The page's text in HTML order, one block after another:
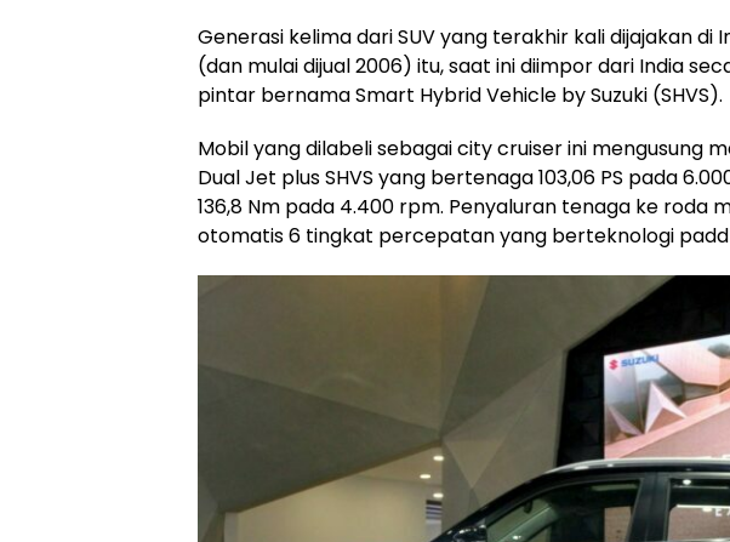
Generasi kelima dari SUV yang terakhir kali dijajakan di
(dan mulai dijual 2006) itu, saat ini diimpor dari India
pintar bernama Smart Hybrid Vehicle by Suzuki (SHVS).
Mobil yang dilabeli sebagai city cruiser ini mengusung
Dual Jet plus SHVS yang bertenaga 103,06 PS pada
136,8 Nm pada 4.400 rpm. Penyaluran tenaga ke roda
otomatis 6 tingkat percepatan yang berteknologi